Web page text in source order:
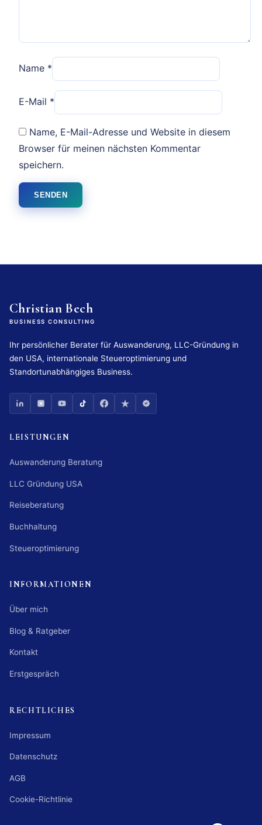
Name *
E-Mail *
Name, E-Mail-Adresse und Website in diesem
Browser für meinen nächsten Kommentar
speichern.
Christian Bech
BUSINESS CONSULTING
Ihr persönlicher Berater für Auswanderung, LLC-Gründung in
den USA, internationale Steueroptimierung und
Standortunabhängiges Business.
LEISTUNGEN
Auswanderung Beratung
LLC Gründung USA
Reiseberatung
Buchhaltung
Steueroptimierung
INFORMATIONEN
Über mich
Blog & Ratgeber
Kontakt
Erstgespräch
RECHTLICHES
Impressum
Datenschutz
AGB
Cookie-Richtlinie